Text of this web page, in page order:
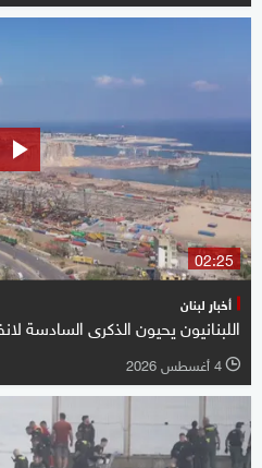
02:25
أخبار لبنان
اللبنانيون يحيون الذكرى السادسة
l 4 أغسطس 2026